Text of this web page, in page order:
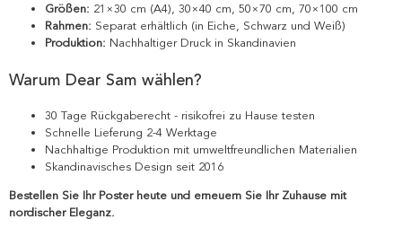
Größen: 21×30 cm (A4), 30×40 cm, 50×70 cm, 70×100 cm
Rahmen: Separat erhältlich (in Eiche, Schwarz und Weiß)
Produktion: Nachhaltiger Druck in Skandinavien
Warum Dear Sam wählen?
30 Tage Rückgaberecht - risikofrei zu Hause testen
Schnelle Lieferung 2-4 Werktage
Nachhaltige Produktion mit umweltfreundlichen Materialien
Skandinavisches Design seit 2016
Bestellen Sie Ihr Poster heute und erneuern Sie Ihr Zuhause mit
nordischer Eleganz.